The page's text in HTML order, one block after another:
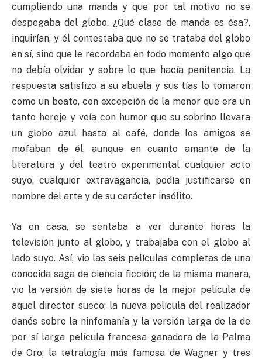
cumpliendo una manda y que por tal motivo no se
despegaba del globo. ¿Qué clase de manda es ésa?,
inquirían, y él contestaba que no se trataba del globo
en sí, sino que le recordaba en todo momento algo que
no debía olvidar y sobre lo que hacía penitencia. La
respuesta satisfizo a su abuela y sus tías lo tomaron
como un beato, con excepción de la menor que era un
tanto hereje y veía con humor que su sobrino llevara
un globo azul hasta al café, donde los amigos se
mofaban de él, aunque en cuanto amante de la
literatura y del teatro experimental cualquier acto
suyo, cualquier extravagancia, podía justificarse en
nombre del arte y de su carácter insólito.
Ya en casa, se sentaba a ver durante horas la
televisión junto al globo, y trabajaba con el globo al
lado suyo. Así, vio las seis películas completas de una
conocida saga de ciencia ficción; de la misma manera,
vio la versión de siete horas de la mejor película de
aquel director sueco; la nueva película del realizador
danés sobre la ninfomanía y la versión larga de la de
por sí larga película francesa ganadora de la Palma
de Oro; la tetralogía más famosa de Wagner y tres